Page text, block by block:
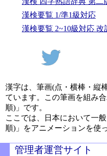
漢検要覧 1/準1級対応
漢検要覧 2~10級対応 改
漢字は、筆画(点・横棒・縦
ています。この筆画を組み
順)」です。
ここでは、日本において一
順)」をアニメーションを使
管理者運営サイト